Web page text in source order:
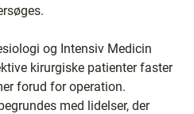
og Intensiv Medicin
kirurgiske patienter faster
forud for operation.
med lidelser, der